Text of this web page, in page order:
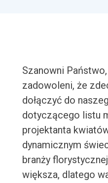
Szanowni
zadowoleni, że
dołączyć do
dotyczącego listu
projektanta
dynamicznym
branży
większa, dlatego